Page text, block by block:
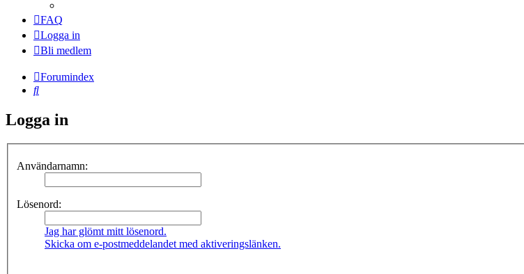
FAQ
Logga in
Bli medlem
Forumindex
Sök
Logga in
Användarnamn:
Lösenord:
Jag har glömt mitt lösenord.
Skicka om e-postmeddelandet med aktiveringslänken.